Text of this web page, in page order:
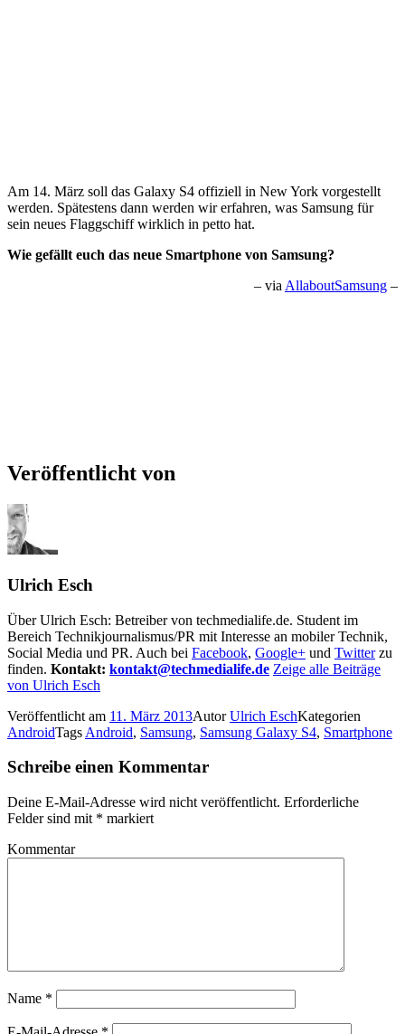
Am 14. März soll das Galaxy S4 offiziell in New York vorgestellt
werden. Spätestens dann werden wir erfahren, was Samsung für
sein neues Flaggschiff wirklich in petto hat.
Wie gefällt euch das neue Smartphone von Samsung?
– via AllaboutSamsung –
Veröffentlicht von
Ulrich Esch
Über Ulrich Esch: Betreiber von techmedialife.de. Student im
Bereich Technikjournalismus/PR mit Interesse an mobiler Technik,
Social Media und PR. Auch bei Facebook, Google+ und Twitterzu
finden. Kontakt: kontakt@techmedialife.de Zeige alle Beiträge
von Ulrich Esch
Veröffentlicht am 11. März 2013AutorUlrich EschKategorien
AndroidTags Android, Samsung, Samsung Galaxy S4, Smartphone
Schreibe einen Kommentar
Deine E-Mail-Adresse wird nicht veröffentlicht. Erforderliche
Felder sind mit * markiert
Kommentar
Name *